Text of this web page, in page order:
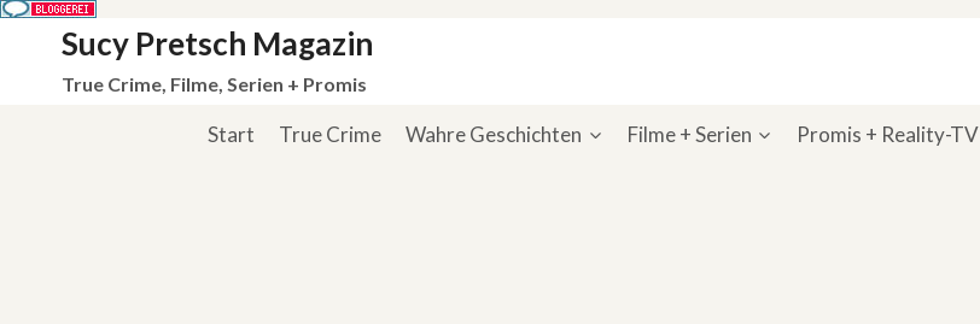
springen
Sucy Pretsch Magazin
True Crime, Filme, Serien + Promis
Start True Crime Wahre Geschichten Filme + Serien Promis + Reality-TV